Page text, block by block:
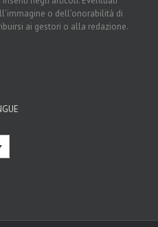
o dell’onorabilità di
ai gestori o alla redazione.